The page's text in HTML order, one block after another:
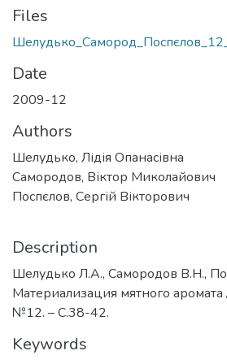
Files
Date
2009-12
Authors
Шелудько, Лідія Опанасівна
Самородов, Віктор Миколайович
Поспєлов, Сергій Вікторович
Description
Шелудько Л.А., Самородов В.Н.,
Материализация мятного
№12. – С.38-42.
Keywords